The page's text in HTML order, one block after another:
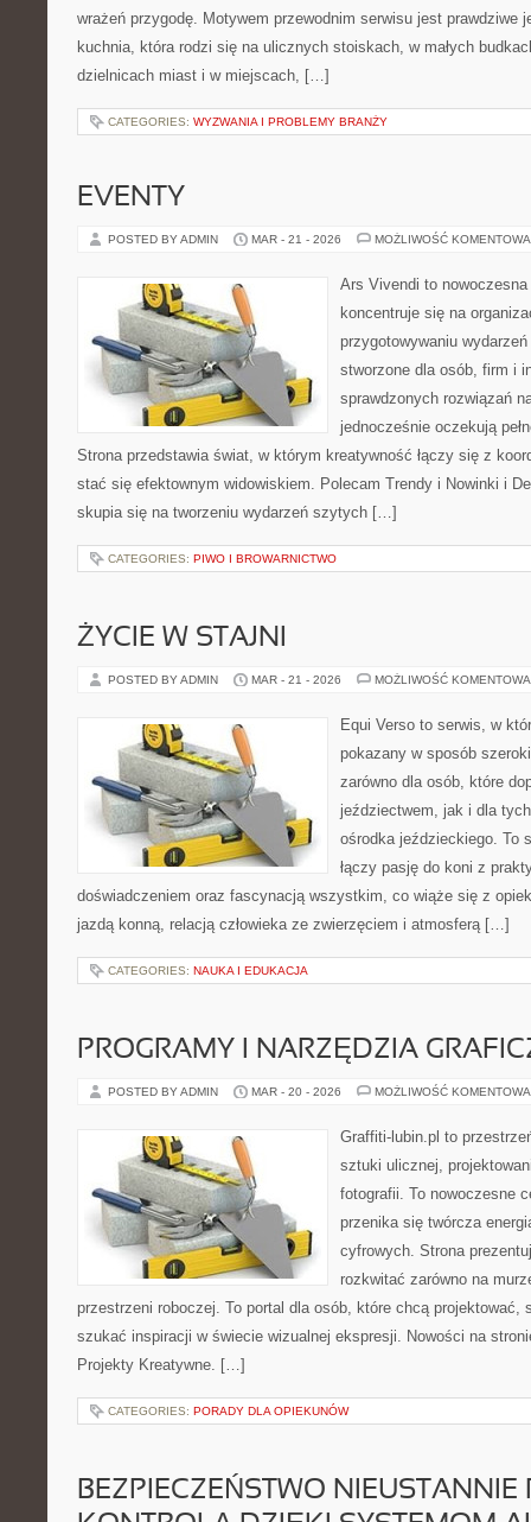
wrażeń przygodę. Motywem przewodnim serwisu jest prawdziwe
kuchnia, która rodzi się na ulicznych stoiskach, w małych
dzielnicach miast i w miejscach, […]
CATEGORIES: WYZWANIA I PROBLEMY BRANŻY
EVENTY
POSTED BY ADMIN MAR - 21 - 2026 MOŻLIWOŚĆ
Ars Vivendi to
koncentruje się na
przygotowywaniu
stworzone dla osób, firm i
sprawdzonych rozwiązań
jednocześnie oczekują
Strona przedstawia świat, w którym kreatywność łączy się z
stać się efektownym widowiskiem. Polecam Trendy i Nowinki i
skupia się na tworzeniu wydarzeń szytych […]
CATEGORIES: PIWO I BROWARNICTWO
ŻYCIE W STAJNI
POSTED BY ADMIN MAR - 21 - 2026 MOŻLIWOŚĆ
Equi Verso to serwis, w
pokazany w sposób
zarówno dla osób, które
jeździectwem, jak i dla
ośrodka jeździeckiego. To
łączy pasję do koni z
doświadczeniem oraz fascynacją wszystkim, co wiąże się z
jazdą konną, relacją człowieka ze zwierzęciem i atmosferą […]
CATEGORIES: NAUKA I EDUKACJA
PROGRAMY I NARZĘDZIA
POSTED BY ADMIN MAR - 20 - 2026 MOŻLIWOŚĆ
Graffiti-lubin.pl to
sztuki ulicznej,
fotografii. To nowoczesne
przenika się twórcza
cyfrowych. Strona
rozkwitać zarówno na
przestrzeni roboczej. To portal dla osób, które chcą projektować,
szukać inspiracji w świecie wizualnej ekspresji. Nowości na
Projekty Kreatywne. […]
CATEGORIES: PORADY DLA OPIEKUNÓW
BEZPIECZEŃSTWO NIEUSTANNIE